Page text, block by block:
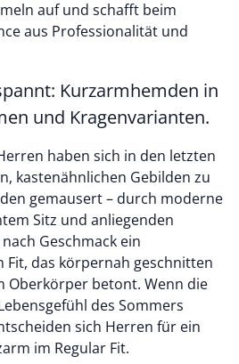
auf und schafft beim
aus Professionalität und
Kurzarmhemden in
und Kragenvarianten.
haben sich in den letzten
kastenähnlichen Gebilden zu
gemausert – durch moderne
Sitz und anliegenden
Geschmack ein
Fit, das körpernah geschnitten
Oberkörper betont. Wenn die
des Sommers
sich Herren für ein
im Regular Fit.